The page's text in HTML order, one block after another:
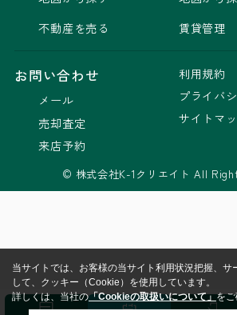
不動産を売る
賃貸管理
お問い合わせ
メール
売却査定
来店予約
利用規約
プライバ
サイトマ
© 株式会社K-1クリエイト All
当サイトでは、お客様の当サイト利用状況把握、サ
して、クッキー（Cookie）を使用しています。
詳しくは、当社の「Cookieの取扱いについて」を